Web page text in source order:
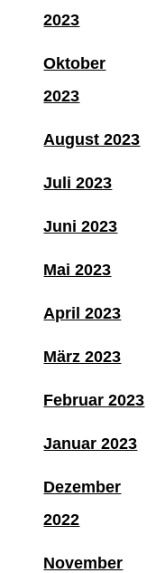
2023
Oktober
2023
August 2023
Juli 2023
Juni 2023
Mai 2023
April 2023
März 2023
Februar 2023
Januar 2023
Dezember
2022
November